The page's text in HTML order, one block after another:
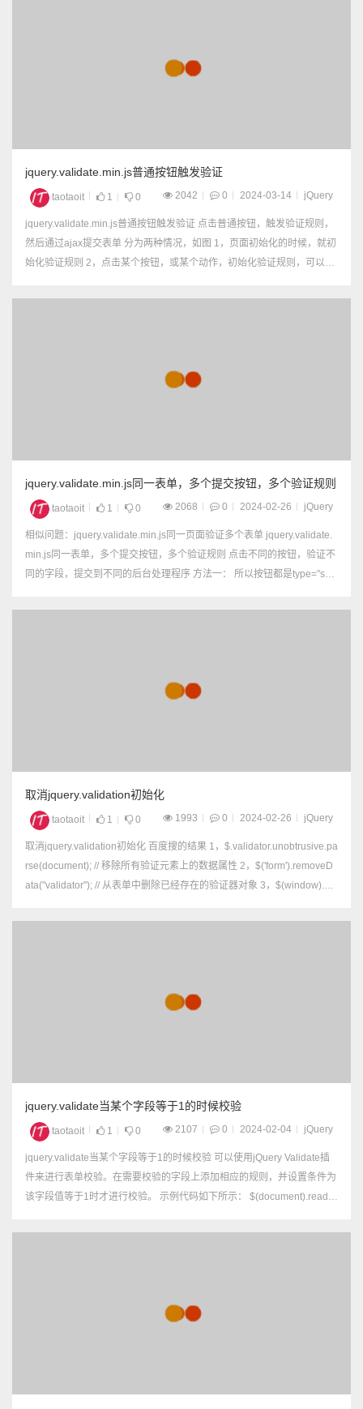
jquery.validate.min.js普通按钮触发验证
taotaoit 1 0 2042 0 2024-03-14 jQuery
jquery.validate.min.js普通按钮触发验证 点击普通按钮，触发验证规则，
然后通过ajax提交表单 分为两种情况，如图 1，页面初始化的时候，就初
始化验证规则 2，点击某个按钮，或某个动作，初始化验证规则，可以把
jquery.validate.min.js同一表单，多个提交按钮，多个验证规则
taotaoit 1 0 2068 0 2024-02-26 jQuery
相似问题：jquery.validate.min.js同一页面验证多个表单 jquery.validate.
min.js同一表单，多个提交按钮，多个验证规则 点击不同的按钮，验证不
同的字段，提交到不同的后台处理程序 方法一： 所以按钮都是type="sub
取消jquery.validation初始化
taotaoit 1 0 1993 0 2024-02-26 jQuery
取消jquery.validation初始化 百度搜的结果 1，$.validator.unobtrusive.pa
rse(document); // 移除所有验证元素上的数据属性 2，$('form').removeD
ata("validator"); // 从表单中删除已经存在的验证器对象 3，$(window).of
jquery.validate当某个字段等于1的时候校验
taotaoit 1 0 2107 0 2024-02-04 jQuery
jquery.validate当某个字段等于1的时候校验 可以使用jQuery Validate插
件来进行表单校验。在需要校验的字段上添加相应的规则，并设置条件为
该字段值等于1时才进行校验。 示例代码如下所示： $(document).ready